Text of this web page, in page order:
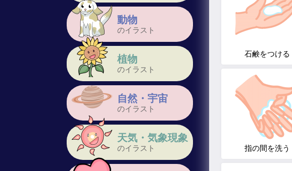
動物
のイラスト
植物
のイラスト
自然・宇宙
のイラスト
天気・気象現象
のイラスト
石鹸をつける
指の間を洗う